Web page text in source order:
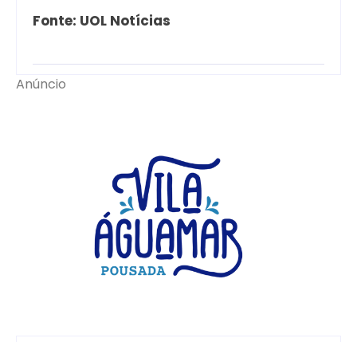
Fonte: UOL Notícias
Anúncio